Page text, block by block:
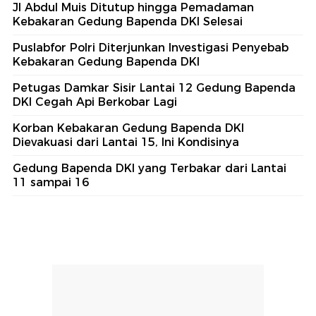
Jl Abdul Muis Ditutup hingga Pemadaman
Kebakaran Gedung Bapenda DKI Selesai
Puslabfor Polri Diterjunkan Investigasi Penyebab
Kebakaran Gedung Bapenda DKI
Petugas Damkar Sisir Lantai 12 Gedung Bapenda
DKI Cegah Api Berkobar Lagi
Korban Kebakaran Gedung Bapenda DKI
Dievakuasi dari Lantai 15, Ini Kondisinya
Gedung Bapenda DKI yang Terbakar dari Lantai
11 sampai 16